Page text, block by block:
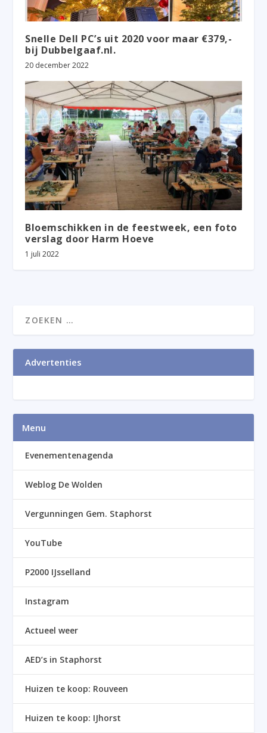
Snelle Dell PC’s uit 2020 voor maar €379,-
bij Dubbelgaaf.nl.
20 december 2022
Bloemschikken in de feestweek, een foto
verslag door Harm Hoeve
1 juli 2022
Advertenties
Menu
Evenementenagenda
Weblog De Wolden
Vergunningen Gem. Staphorst
YouTube
P2000 IJsselland
Instagram
Actueel weer
AED’s in Staphorst
Huizen te koop: Rouveen
Huizen te koop: IJhorst